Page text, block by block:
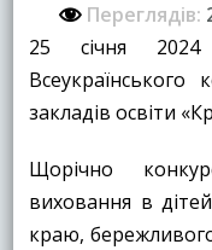
Переглядів:
25 січня
Всеукраїнського
закладів освіти
Щорічно
виховання в
краю, бережливого